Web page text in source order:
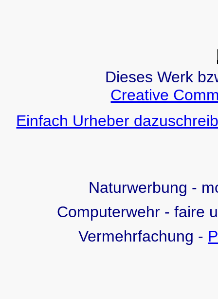
Dieses Werk
Creative
Einfach Urheber
Naturwerbung -
Computerwehr - faire
Vermehrfachung -